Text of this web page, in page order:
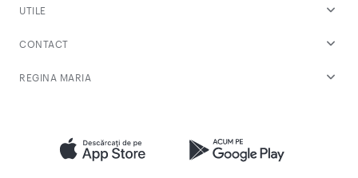
UTILE
CONTACT
REGINA MARIA